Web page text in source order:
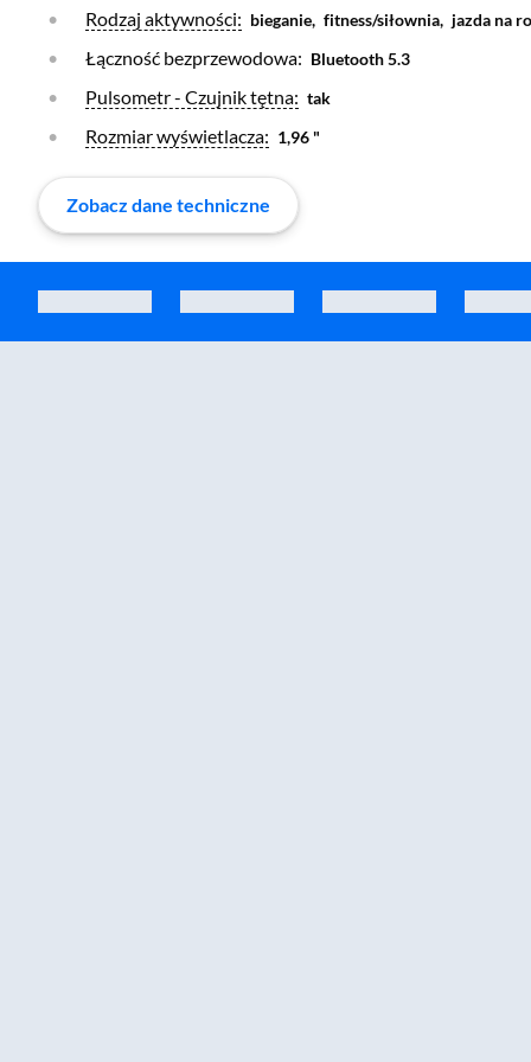
Otwórz warstwę
Rodzaj aktywności: bieganie, fitness/siłownia, jazda na
Łączność bezprzewodowa: Bluetooth 5.3
Otwórz warstwę
Pulsometr - Czujnik tętna: tak
Otwórz warstwę
Rozmiar wyświetlacza: 1,96 "
Zobacz dane techniczne